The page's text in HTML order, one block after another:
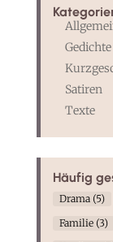
Gedichte
Satiren
Texte
Häufig
Drama(5)
Familie(3)